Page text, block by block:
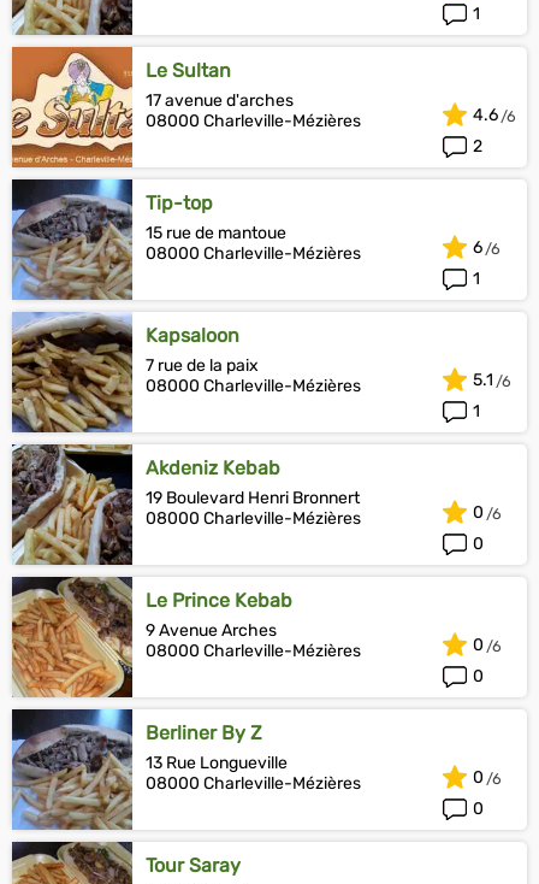
1
Le Sultan
17 avenue d'arches
08000 Charleville-Mézières
2
4.6
Tip-top
15 rue de mantoue
08000 Charleville-Mézières
1
6
Kapsaloon
7 rue de la paix
08000 Charleville-Mézières
1
5.1
Akdeniz Kebab
19 Boulevard Henri Bronnert
08000 Charleville-Mézières
0
0
Le Prince Kebab
9 Avenue Arches
08000 Charleville-Mézières
0
0
Berliner By Z
13 Rue Longueville
08000 Charleville-Mézières
0
0
Tour Saray